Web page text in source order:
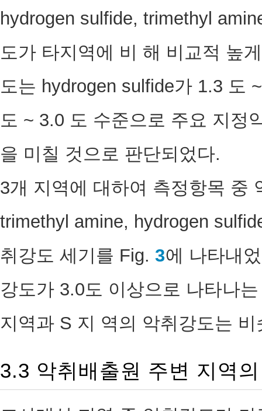
hydrogen sulfide, trimethyl
도가 타지역에 비 해 비교적 높
도는 hydrogen sulfide가 1.3 도
도 ~ 3.0 도 수준으로 주요 지정
을 미칠 것으로 판단되었다.
3개 지역에 대하여 측정항목 중
trimethyl amine, hydrogen
취강도 세기를 Fig. 3에 나타내
강도가 3.0도 이상으로 나타나
지역과 S 지 역의 악취강도는
3.3 악취배출원 주변 지역